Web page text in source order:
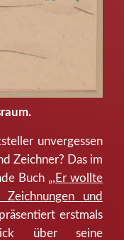
unvergessen
Zeichner? Das im
Buch „,Er wollte
und
erstmals
über seine